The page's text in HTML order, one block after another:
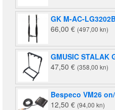
GK M-AC-
66,00 € (497,00 kn)
GMUSIC STALAK
47,50 € (358,00 kn)
Bespeco VM26
12,50 € (94,00 kn)